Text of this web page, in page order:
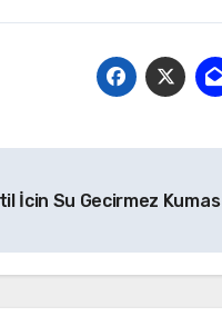
İcin Su Gecirmez Kumas